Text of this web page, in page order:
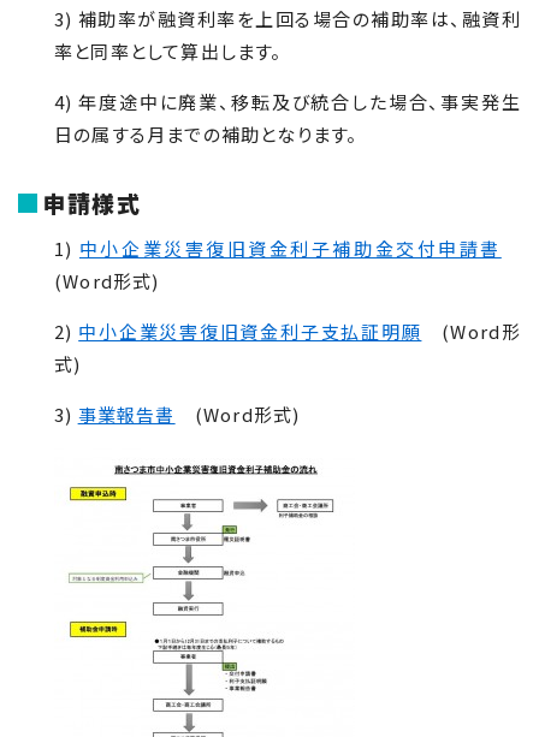
3) 補助率が融資利率を上回る場合の補助率は、融資利
率と同率として算出します。
4) 年度途中に廃業、移転及び統合した場合、事実発生
日の属する月までの補助となります。
申請様式
1) 中小企業災害復旧資金利子補助金交付申請書
(Word形式)
2) 中小企業災害復旧資金利子支払証明願 (Word形
式)
3) 事業報告書 (Word形式)